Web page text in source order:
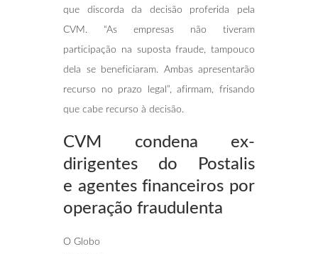
que discorda da decisão proferida pela
CVM. “As empresas não tiveram
participação na suposta fraude, tampouco
dela se beneficiaram. Ambas apresentarão
recurso no prazo legal”, afirmam, frisando
que cabe recurso à decisão.
CVM condena ex-
dirigentes do Postalis
e agentes financeiros por
operação fraudulenta
O Globo